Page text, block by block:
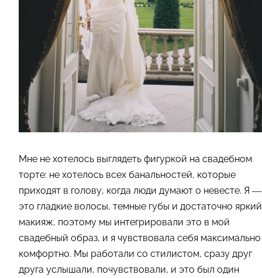
Мне не хотелось выглядеть фигуркой на свадебном
торте: не хотелось всех банальностей, которые
приходят в голову, когда люди думают о невесте. Я —
это гладкие волосы, темные губы и достаточно яркий
макияж, поэтому мы интегрировали это в мой
свадебный образ, и я чувствовала себя максимально
комфортно. Мы работали со стилистом, сразу друг
друга услышали, почувствовали, и это был один